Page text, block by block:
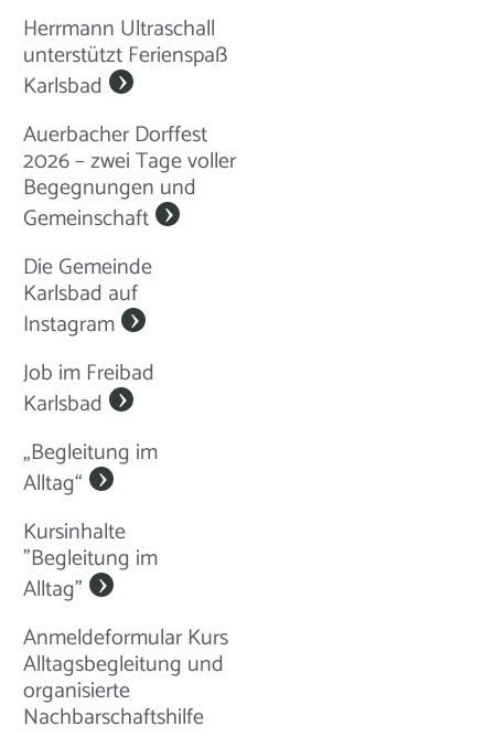
Herrmann Ultraschall
unterstützt Ferienspaß
Karlsbad
Auerbacher Dorffest
2026 – zwei Tage voller
Begegnungen und
Gemeinschaft
Die Gemeinde
Karlsbad auf
Instagram
Job im Freibad
Karlsbad
„Begleitung im
Alltag“
Kursinhalte
"Begleitung im
Alltag"
Anmeldeformular Kurs
Alltagsbegleitung und
organisierte
Nachbarschaftshilfe